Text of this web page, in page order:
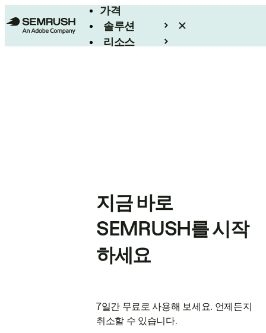
가격
솔루션
리소스
지금 바로
SEMRUSH를 시작
하세요
7일간 무료로 사용해 보세요. 언제든지
취소할 수 있습니다.